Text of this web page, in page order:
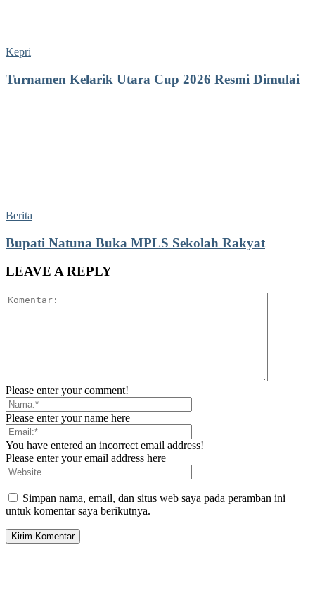
Kepri
Turnamen Kelarik Utara Cup 2026 Resmi Dimulai
Berita
Bupati Natuna Buka MPLS Sekolah Rakyat
LEAVE A REPLY
Please enter your comment!
Please enter your name here
You have entered an incorrect email address!
Please enter your email address here
Simpan nama, email, dan situs web saya pada peramban ini
untuk komentar saya berikutnya.